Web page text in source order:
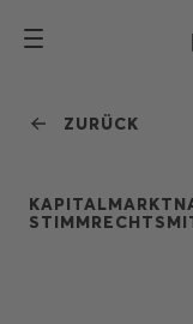
ZURÜCK